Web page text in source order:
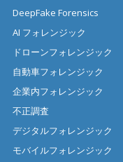
DeepFake Forensics
AI フォレンジック
ドローンフォレンジック
自動車フォレンジック
企業内フォレンジック
不正調査
デジタルフォレンジック
モバイルフォレンジック